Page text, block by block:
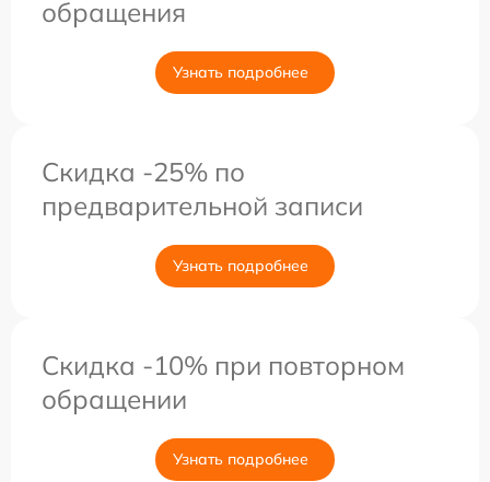
обращения
Узнать подробнее
Скидка -25% по
предварительной записи
Узнать подробнее
Скидка -10% при повторном
обращении
Узнать подробнее